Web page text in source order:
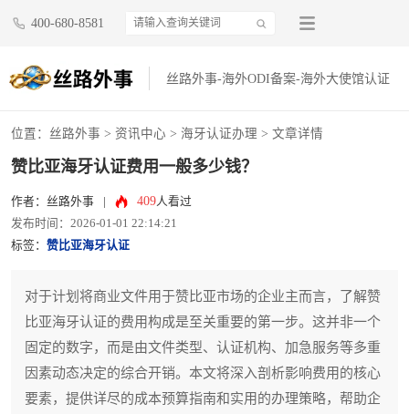
400-680-8581
丝路外事-海外ODI备案-海外大使馆认证
位置： 丝路外事 > 资讯中心 > 海牙认证办理 > 文章详情
赞比亚海牙认证费用一般多少钱？
作者：丝路外事 409人看过
发布时间：2026-01-01 22:14:21
标签： 赞比亚海牙认证
对于计划将商业文件用于赞比亚市场的企业主而言，了解赞
比亚海牙认证的费用构成是至关重要的第一步。这并非一个
固定的数字，而是由文件类型、认证机构、加急服务等多重
因素动态决定的综合开销。本文将深入剖析影响费用的核心
要素，提供详尽的成本预算指南和实用的办理策略，帮助企